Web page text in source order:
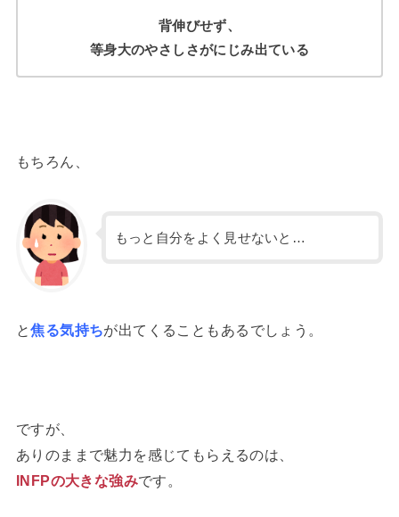
背伸びせず、
等身大のやさしさがにじみ出ている
もちろん、
もっと自分をよく見せないと…
と焦る気持ちが出てくることもあるでしょう。
ですが、
ありのままで魅力を感じてもらえるのは、
INFPの大きな強みです。